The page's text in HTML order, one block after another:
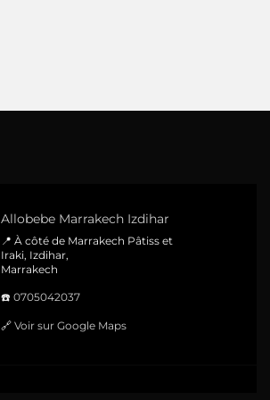
Allobebe Marrakech Izdihar
📍 À côté de Marrakech Pâtiss et
Iraki, Izdihar,
Marrakech
☎️ 0705042037
🔗 Voir sur Google Maps